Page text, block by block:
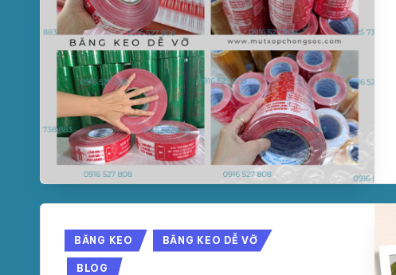
Posted
in
BĂNG KEO BĂNG KEO DỄ VỠ
BLOG